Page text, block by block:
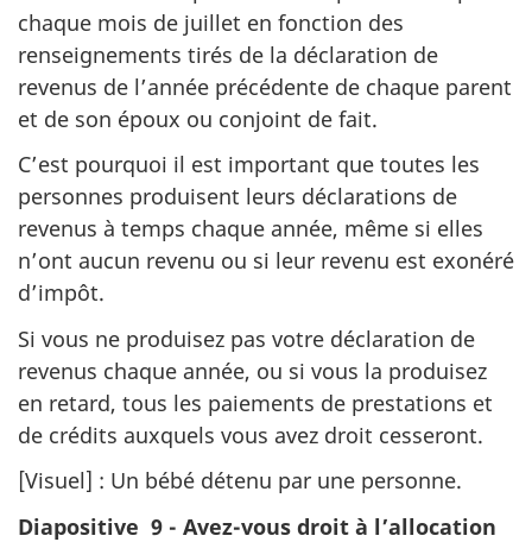
chaque mois de juillet en fonction des
renseignements tirés de la déclaration de
revenus de l’année précédente de chaque parent
et de son époux ou conjoint de fait.
C’est pourquoi il est important que toutes les
personnes produisent leurs déclarations de
revenus à temps chaque année, même si elles
n’ont aucun revenu ou si leur revenu est exonéré
d’impôt.
Si vous ne produisez pas votre déclaration de
revenus chaque année, ou si vous la produisez
en retard, tous les paiements de prestations et
de crédits auxquels vous avez droit cesseront.
[Visuel] : Un bébé détenu par une personne.
Diapositive 9 - Avez-vous droit à l’allocation